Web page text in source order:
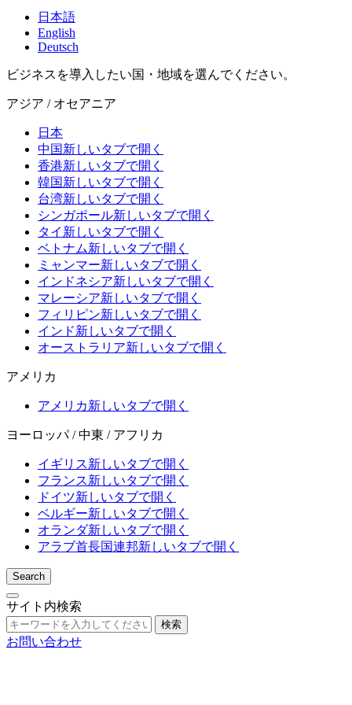
日本語
English
Deutsch
ビジネスを導入したい国・地域を選んでください。
アジア / オセアニア
日本
中国新しいタブで開く
香港新しいタブで開く
韓国新しいタブで開く
台湾新しいタブで開く
シンガポール新しいタブで開く
タイ 新しいタブで開く
ベトナム新しいタブで開く
ミャンマー新しいタブで開く
インドネシア新しいタブで開く
マレーシア新しいタブで開く
フィリピン新しいタブで開く
インド新しいタブで開く
オーストラリア新しいタブで開く
アメリカ
アメリカ新しいタブで開く
ヨーロッパ / 中東 / アフリカ
イギリス新しいタブで開く
フランス新しいタブで開く
ドイツ新しいタブで開く
ベルギー新しいタブで開く
オランダ新しいタブで開く
アラブ首長国連邦新しいタブで開く
Search
サイト内検索
検索
お問い合わせ